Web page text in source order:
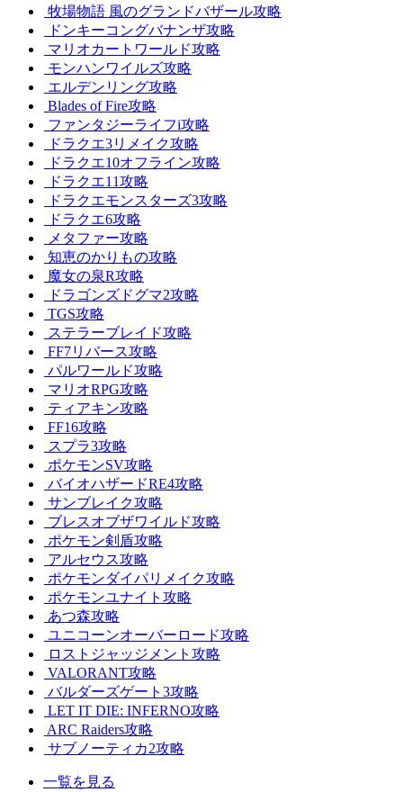
牧場物語 風のグランドバザール攻略
ドンキーコングバナンザ攻略
マリオカートワールド攻略
モンハンワイルズ攻略
エルデンリング攻略
Blades of Fire攻略
ファンタジーライフi攻略
ドラクエ3リメイク攻略
ドラクエ10オフライン攻略
ドラクエ11攻略
ドラクエモンスターズ3攻略
ドラクエ6攻略
メタファー攻略
知恵のかりもの攻略
魔女の泉R攻略
ドラゴンズドグマ2攻略
TGS攻略
ステラーブレイド攻略
FF7リバース攻略
パルワールド攻略
マリオRPG攻略
ティアキン攻略
FF16攻略
スプラ3攻略
ポケモンSV攻略
バイオハザードRE4攻略
サンブレイク攻略
ブレスオブザワイルド攻略
ポケモン剣盾攻略
アルセウス攻略
ポケモンダイパリメイク攻略
ポケモンユナイト攻略
あつ森攻略
ユニコーンオーバーロード攻略
ロストジャッジメント攻略
VALORANT攻略
バルダーズゲート3攻略
LET IT DIE: INFERNO攻略
ARC Raiders攻略
サブノーティカ2攻略
一覧を見る